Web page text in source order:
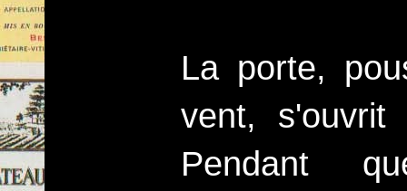
La porte,
vent, s'ouvrit
Pendant